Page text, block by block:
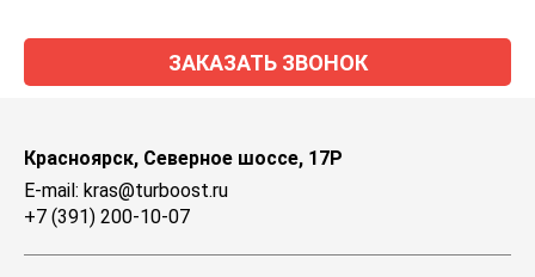
ЗАКАЗАТЬ ЗВОНОК
Красноярск, Северное шоссе, 17Р
E-mail: kras@turboost.ru
+7 (391) 200-10-07